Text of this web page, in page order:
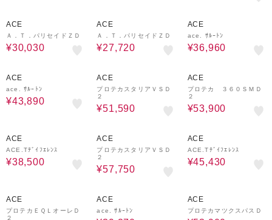
ACE
Ａ．Ｔ．パリセイドＺＤ
¥30,030
ACE
Ａ．Ｔ．パリセイドＺＤ
¥27,720
ACE
ace. ｻﾙｰﾄﾝ
¥36,960
ACE
ace. ｻﾙｰﾄﾝ
¥43,890
ACE
プロテカスタリアＶＳＤ
２
¥51,590
ACE
プロテカ ３６０ＳＭＤ
２
¥53,900
ACE
ACE.Tﾃﾞｲﾌｴﾚﾝｽ
¥38,500
ACE
プロテカスタリアＶＳＤ
２
¥57,750
ACE
ACE.Tﾃﾞｲﾌｴﾚﾝｽ
¥45,430
ACE
プロテカＥＱＬオーレＤ
２
ACE
ace. ｻﾙｰﾄﾝ
ACE
プロテカマツクスパスＤ